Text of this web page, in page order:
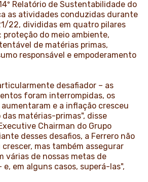
Relatório de Sustentabilidade do
as atividades conduzidas durante
22, divididas em quatro pilares
proteção do meio ambiente,
de matérias primas,
responsável e empoderamento
desafiador – as
foram interrompidas, os
e a inflação cresceu
matérias-primas", disse
Chairman do Grupo
desses desafios, a Ferrero não
mas também assegurar
várias de nossas metas de
em alguns casos, superá-las",